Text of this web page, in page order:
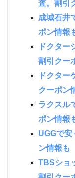
査。割引
成城石井
ポン情報
ドクター
割引クー
ドクター
クーポン
ラクスル
ポン情報
UGGで安
ン情報も
TBSショ